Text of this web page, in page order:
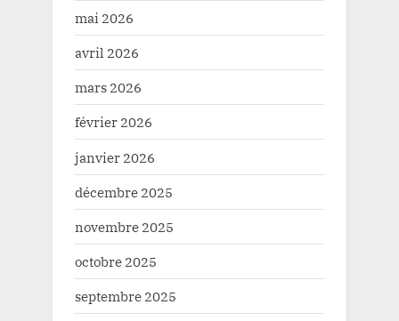
mai 2026
avril 2026
mars 2026
février 2026
janvier 2026
décembre 2025
novembre 2025
octobre 2025
septembre 2025